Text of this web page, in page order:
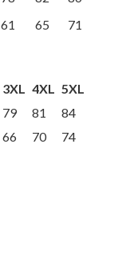
61 65
71
3XL 4XL 5XL
79 81
84
66 70 74